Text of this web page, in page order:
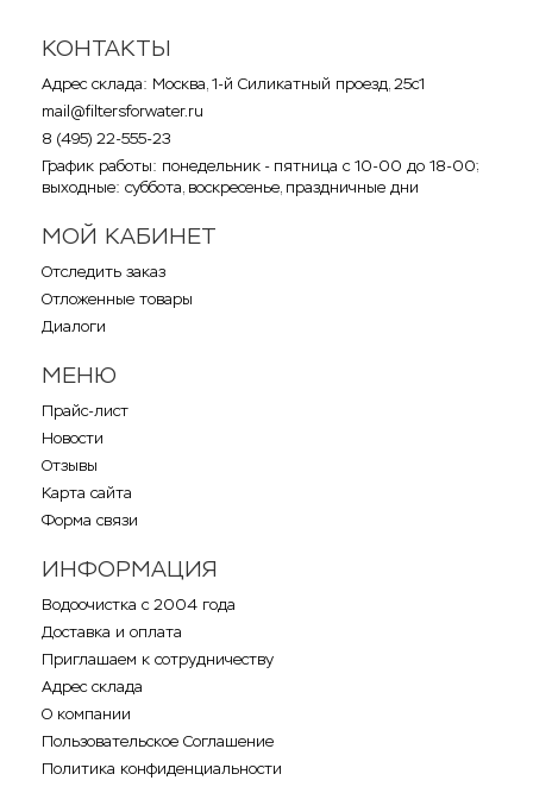
КОНТАКТЫ
Адрес склада: Москва, 1-й Силикатный проезд, 25с1
mail@filtersforwater.ru
8 (495) 22-555-23
График работы: понедельник - пятница с 10-00 до 18-00;
выходные: суббота, воскресенье, праздничные дни
МОЙ КАБИНЕТ
Отследить заказ
Отложенные товары
Диалоги
МЕНЮ
Прайс-лист
Новости
Отзывы
Карта сайта
Форма связи
ИНФОРМАЦИЯ
Водоочистка с 2004 года
Доставка и оплата
Приглашаем к сотрудничеству
Адрес склада
О компании
Пользовательское Соглашение
Политика конфиденциальности